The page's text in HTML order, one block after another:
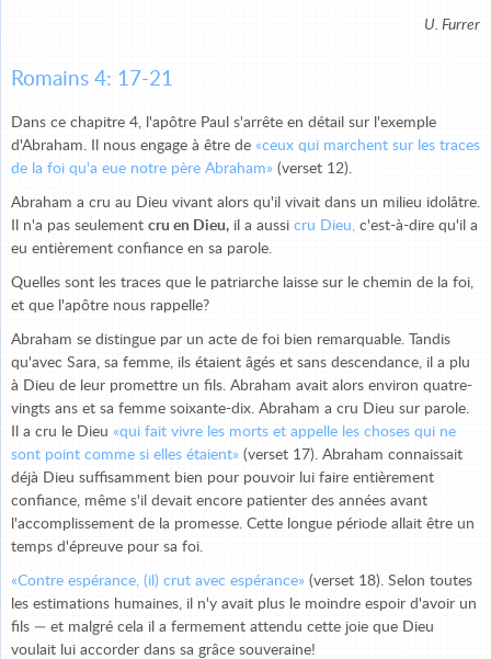
U. Furrer
Romains 4: 17-21
Dans ce chapitre 4, l'apôtre Paul s'arrête en détail sur l'exemple
d'Abraham. Il nous engage à être de «ceux qui marchent sur les traces
de la foi qu'a eue notre père Abraham» (verset 12).
Abraham a cru au Dieu vivant alors qu'il vivait dans un milieu idolâtre.
Il n'a pas seulement cru en Dieu, il a aussi cru Dieu, c'est-à-dire qu'il a
eu entièrement confiance en sa parole.
Quelles sont les traces que le patriarche laisse sur le chemin de la foi,
et que l'apôtre nous rappelle?
Abraham se distingue par un acte de foi bien remarquable. Tandis
qu'avec Sara, sa femme, ils étaient âgés et sans descendance, il a plu
à Dieu de leur promettre un fils. Abraham avait alors environ quatre-
vingts ans et sa femme soixante-dix. Abraham a cru Dieu sur parole.
Il a cru le Dieu «qui fait vivre les morts et appelle les choses qui ne
sont point comme si elles étaient» (verset 17). Abraham connaissait
déjà Dieu suffisamment bien pour pouvoir lui faire entièrement
confiance, même s'il devait encore patienter des années avant
l'accomplissement de la promesse. Cette longue période allait être un
temps d'épreuve pour sa foi.
«Contre espérance, (il) crut avec espérance» (verset 18). Selon toutes
les estimations humaines, il n'y avait plus le moindre espoir d'avoir un
fils — et malgré cela il a fermement attendu cette joie que Dieu
voulait lui accorder dans sa grâce souveraine!